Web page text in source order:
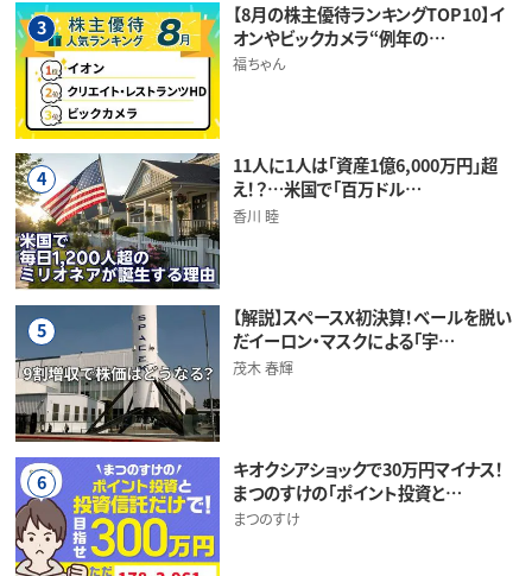
3
【8月の株主優待ランキングTOP10】イ
オンやビックカメラ“例年の…
福ちゃん
4
11人に1人は「資産1億6,000万円」超
え！？…米国で「百万ドル…
香川 睦
5
【解説】スペースX初決算！ベールを脱い
だイーロン・マスクによる「宇…
茂木 春輝
6
キオクシアショックで30万円マイナス！
まつのすけの「ポイント投資と…
まつのすけ